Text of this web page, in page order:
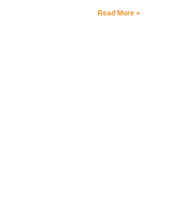
Read More »